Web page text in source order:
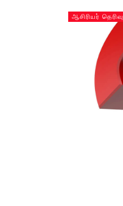
ஆசிரியர் தெரிவு